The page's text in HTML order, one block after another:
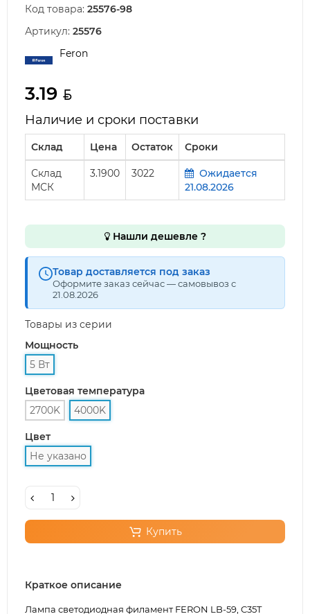
Код товара: 25576-98
Артикул: 25576
Feron
3.19
Наличие и сроки поставки
Склад Цена Остаток Сроки
Склад
МСК
3.1900 3022
Ожидается
21.08.2026
Нашли дешевле ?
Товар доставляется под заказ
Оформите заказ сейчас — самовывоз с
21.08.2026
Товары из серии
Мощность
5 Вт
Цветовая температура
2700K
4000K
Цвет
Не указано
Купить
Краткое описание
Лампа светодиодная филамент FERON LB-59, C35T